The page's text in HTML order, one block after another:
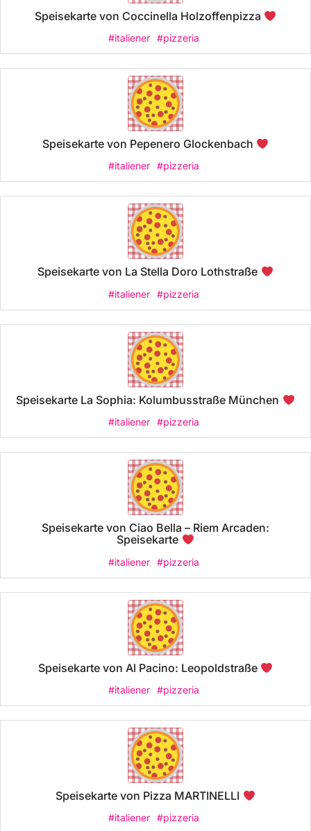
Speisekarte von Coccinella Holzoffenpizza
#italiener #pizzeria
Speisekarte von Pepenero Glockenbach
#italiener #pizzeria
Speisekarte von La Stella Doro Lothstraße
#italiener #pizzeria
Speisekarte La Sophia: Kolumbusstraße München
#italiener #pizzeria
Speisekarte von Ciao Bella – Riem Arcaden:
Speisekarte
#italiener #pizzeria
Speisekarte von Al Pacino: Leopoldstraße
#italiener #pizzeria
Speisekarte von Pizza MARTINELLI
#italiener #pizzeria